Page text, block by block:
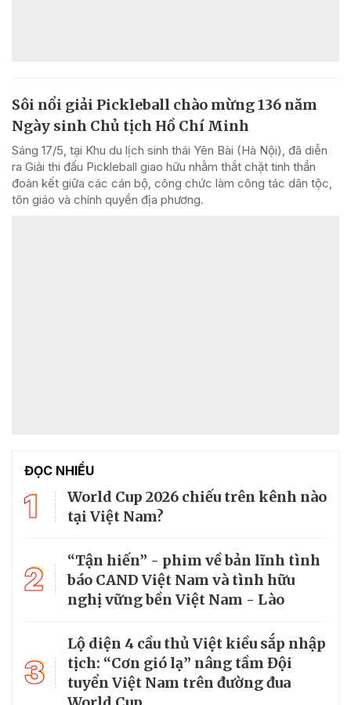
Sôi nổi giải Pickleball chào mừng 136 năm
Ngày sinh Chủ tịch Hồ Chí Minh
Sáng 17/5, tại Khu du lịch sinh thái Yên Bài (Hà Nội), đã diễn
ra Giải thi đấu Pickleball giao hữu nhằm thắt chặt tinh thần
đoàn kết giữa các cán bộ, công chức làm công tác dân tộc,
tôn giáo và chính quyền địa phương.
ĐỌC NHIỀU
1
World Cup 2026 chiếu trên kênh nào
tại Việt Nam?
2
“Tận hiến” - phim về bản lĩnh tình
báo CAND Việt Nam và tình hữu
nghị vững bền Việt Nam - Lào
3
Lộ diện 4 cầu thủ Việt kiều sắp nhập
tịch: “Cơn gió lạ” nâng tầm Đội
tuyển Việt Nam trên đường đua